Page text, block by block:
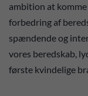
ambition at
forbedring af
spændende og
vores beredskab,
første kvindelige